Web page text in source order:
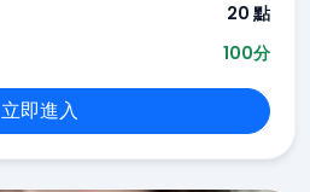
20 點
100分
立即進入